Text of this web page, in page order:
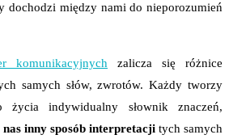
dochodzi między nami do nieporozumień
komunikacyjnych zalicza się różnice
samych słów, zwrotów. Każdy tworzy
życia indywidualny słownik znaczeń,
inny sposób interpretacji tych samych